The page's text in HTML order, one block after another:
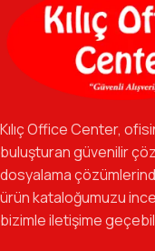
ofis gereçlerine kadar,
şeyi tek bir çatı altında,
sağlıyoruz.
Özverili Takım Ruhu:
güvenilir bir yol
Gelecek Vizyonu:
markalarla güçlendirerek,
geçen gün büyütmeye
Kılıç Office Center,
buluşturan güvenilir
dosyalama
ürün kataloğumuzu
bizimle iletişime